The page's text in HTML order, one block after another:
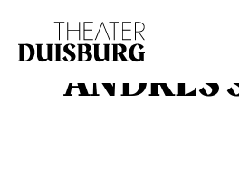
Zur Hauptnavigation springen
Zum Footer springen
ANDRÉS